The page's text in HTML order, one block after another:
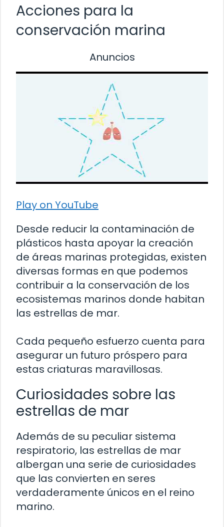
Acciones para la
conservación marina
Anuncios
Play on YouTube
Desde reducir la contaminación de
plásticos hasta apoyar la creación
de áreas marinas protegidas, existen
diversas formas en que podemos
contribuir a la conservación de los
ecosistemas marinos donde habitan
las estrellas de mar.
Cada pequeño esfuerzo cuenta para
asegurar un futuro próspero para
estas criaturas maravillosas.
Curiosidades sobre las
estrellas de mar
Además de su peculiar sistema
respiratorio, las estrellas de mar
albergan una serie de curiosidades
que las convierten en seres
verdaderamente únicos en el reino
marino.